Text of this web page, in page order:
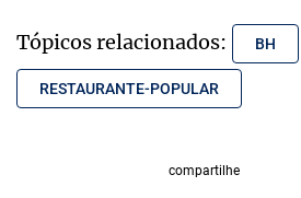
Tópicos relacionados: BH
RESTAURANTE-POPULAR
compartilhe